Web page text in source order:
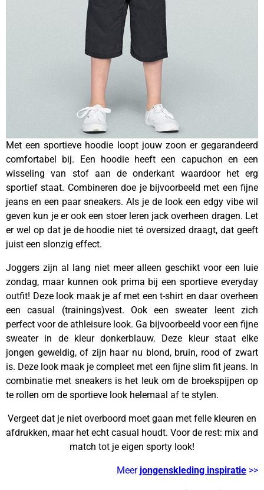
Met een sportieve hoodie loopt jouw zoon er gegarandeerd
comfortabel bij. Een hoodie heeft een capuchon en een
wisseling van stof aan de onderkant waardoor het erg
sportief staat. Combineren doe je bijvoorbeeld met een fijne
jeans en een paar sneakers. Als je de look een edgy vibe wil
geven kun je er ook een stoer leren jack overheen dragen. Let
er wel op dat je de hoodie niet té oversized draagt, dat geeft
juist een slonzig effect.
Joggers zijn al lang niet meer alleen geschikt voor een luie
zondag, maar kunnen ook prima bij een sportieve everyday
outfit! Deze look maak je af met een t-shirt en daar overheen
een casual (trainings)vest. Ook een sweater leent zich
perfect voor de athleisure look. Ga bijvoorbeeld voor een fijne
sweater in de kleur donkerblauw. Deze kleur staat elke
jongen geweldig, of zijn haar nu blond, bruin, rood of zwart
is. Deze look maak je compleet met een fijne slim fit jeans. In
combinatie met sneakers is het leuk om de broekspijpen op
te rollen om de sportieve look helemaal af te stylen.
Vergeet dat je niet overboord moet gaan met felle kleuren en
afdrukken, maar het echt casual houdt. Voor de rest: mix and
match tot je eigen sporty look!
Meer jongenskleding inspiratie >>